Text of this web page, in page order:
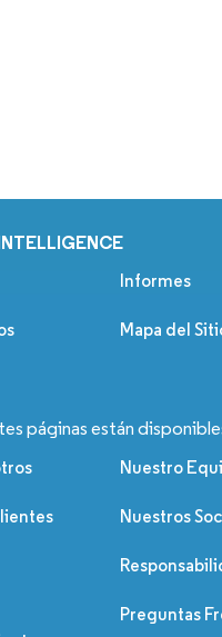
Informes
Mapa del
páginas están
Nuestro
Nuestros
Preguntas